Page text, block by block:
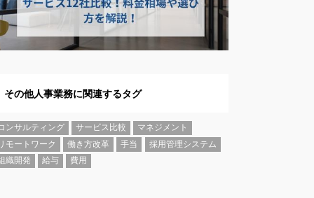
その他人事業務に関連するタグ
ンサルティング サービス比較
マネジメント
モートワーク
働き方改革 手当
採用管理システム
織開発
給与 費用